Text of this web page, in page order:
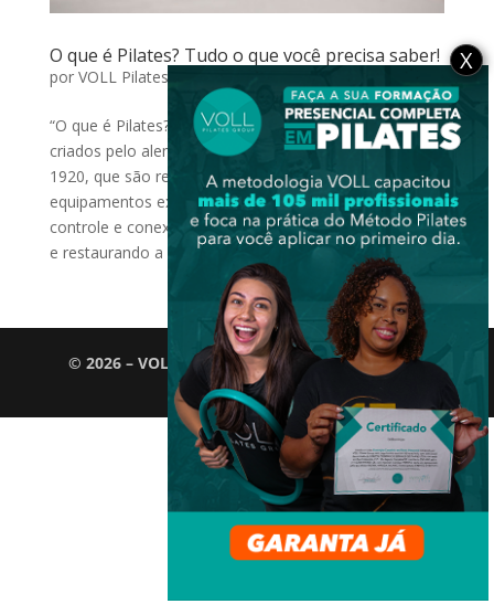
O que é Pilates? Tudo o que você precisa saber!
por VOLL Pilates Group
“O que é Pilates?” Pilates é um conjunto de exercícios
criados pelo alemão Joseph Pilates, em meados de
1920, que são realizados no Solo ou em
equipamentos exclusivos, visando total e completo
controle e conexão entre corpo e mente, devolvendo
e restaurando a saúde de...
© 2026 – VOLL Pilates Group. Todos os direitos
reservados.
X